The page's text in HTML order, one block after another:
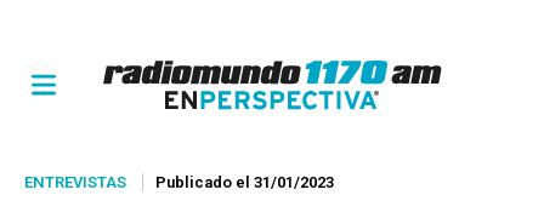
ENTREVISTAS Publicado el 31/01/2023